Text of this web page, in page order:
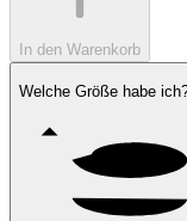
In den Warenkorb
Welche Größe habe